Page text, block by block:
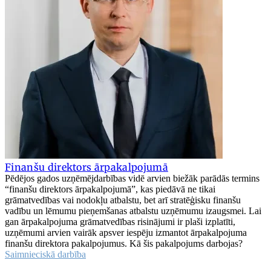
Finanšu direktors ārpakalpojumā
Pēdējos gados uzņēmējdarbības vidē arvien biežāk parādās termins
“finanšu direktors ārpakalpojumā”, kas piedāvā ne tikai
grāmatvedības vai nodokļu atbalstu, bet arī stratēģisku finanšu
vadību un lēmumu pieņemšanas atbalstu uzņēmumu izaugsmei. Lai
gan ārpakalpojuma grāmatvedības risinājumi ir plaši izplatīti,
uzņēmumi arvien vairāk apsver iespēju izmantot ārpakalpojuma
finanšu direktora pakalpojumus. Kā šis pakalpojums darbojas?
Saimnieciskā darbība